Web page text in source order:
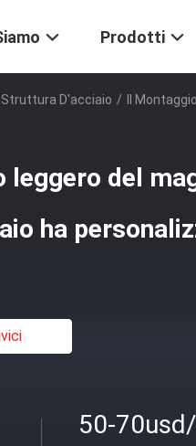
Prodotti
Struttura D'acciaio / Il
del
ha
50-